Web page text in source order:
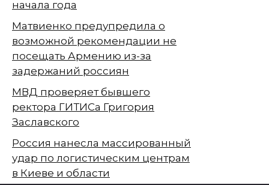
начала года
Матвиенко предупредила о
возможной рекомендации не
посещать Армению из-за
задержаний россиян
МВД проверяет бывшего
ректора ГИТИСа Григория
Заславского
Россия нанесла массированный
удар по логистическим центрам
в Киеве и области